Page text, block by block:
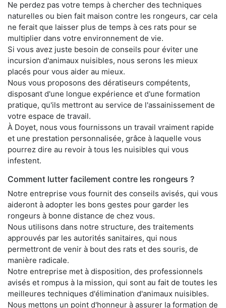
Ne perdez pas votre temps à chercher des techniques
naturelles ou bien fait maison contre les rongeurs, car cela
ne ferait que laisser plus de temps à ces rats pour se
multiplier dans votre environnement de vie.
Si vous avez juste besoin de conseils pour éviter une
incursion d'animaux nuisibles, nous serons les mieux
placés pour vous aider au mieux.
Nous vous proposons des dératiseurs compétents,
disposant d'une longue expérience et d'une formation
pratique, qu'ils mettront au service de l'assainissement de
votre espace de travail.
À Doyet, nous vous fournissons un travail vraiment rapide
et une prestation personnalisée, grâce à laquelle vous
pourrez dire au revoir à tous les nuisibles qui vous
infestent.
Comment lutter facilement contre les rongeurs ?
Notre entreprise vous fournit des conseils avisés, qui vous
aideront à adopter les bons gestes pour garder les
rongeurs à bonne distance de chez vous.
Nous utilisons dans notre structure, des traitements
approuvés par les autorités sanitaires, qui nous
permettront de venir à bout des rats et des souris, de
manière radicale.
Notre entreprise met à disposition, des professionnels
avisés et rompus à la mission, qui sont au fait de toutes les
meilleures techniques d'élimination d'animaux nuisibles.
Nous mettons un point d'honneur à assurer la formation de